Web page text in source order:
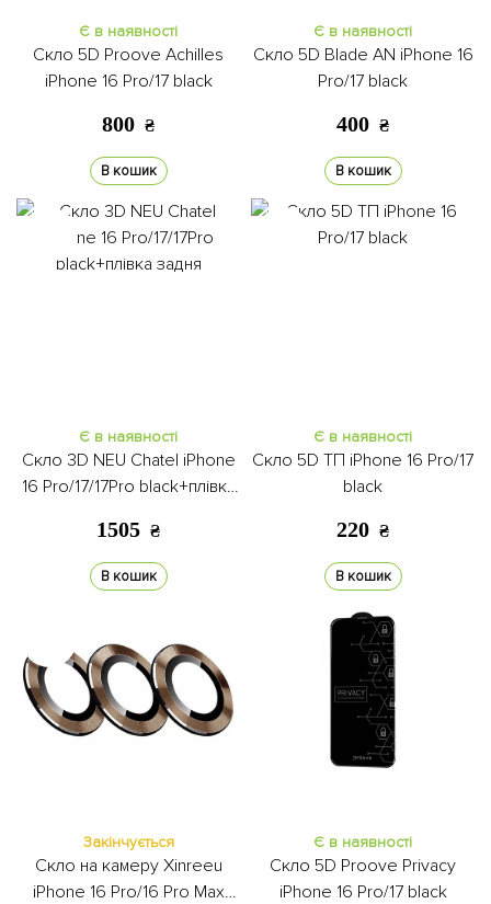
Є в наявності
Скло 5D Proove Achilles
iPhone 16 Pro/17 black
800 ₴
В кошик
Є в наявності
Скло 5D Blade AN iPhone 16
Pro/17 black
400 ₴
В кошик
Є в наявності
Скло 3D NEU Chatel iPhone
16 Pro/17/17Pro black+плівка
1505 ₴
В кошик
Є в наявності
Скло 5D ТП iPhone 16 Pro/17
black
220 ₴
В кошик
Закінчується
Скло на камеру Xinreeu
iPhone 16 Pro/16 Pro Max
Є в наявності
Скло 5D Proove Privacy
iPhone 16 Pro/17 black